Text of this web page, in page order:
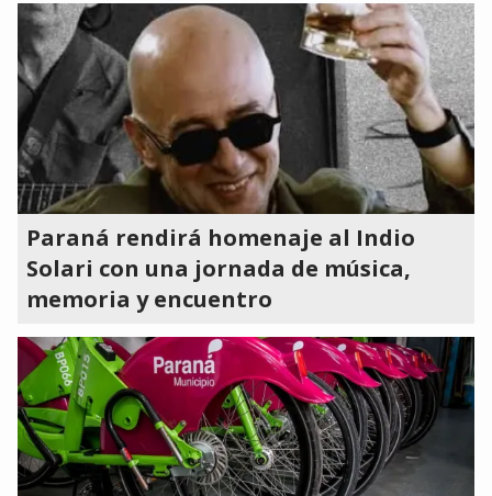
Paraná rendirá homenaje al Indio
Solari con una jornada de música,
memoria y encuentro